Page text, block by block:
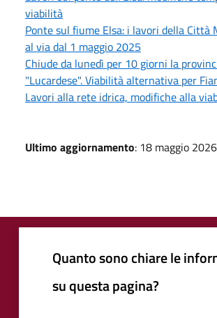
viabilità
Ponte sul fiume Elsa: i lavori della Città
al via dal 1 maggio 2025
Chiude da lunedì per 10 giorni la
"Lucardese". Viabilità alternativa per
Lavori alla rete idrica, modifiche alla
Ultimo aggiornamento: 18 maggio
Quanto sono chiare le
su questa pagina?